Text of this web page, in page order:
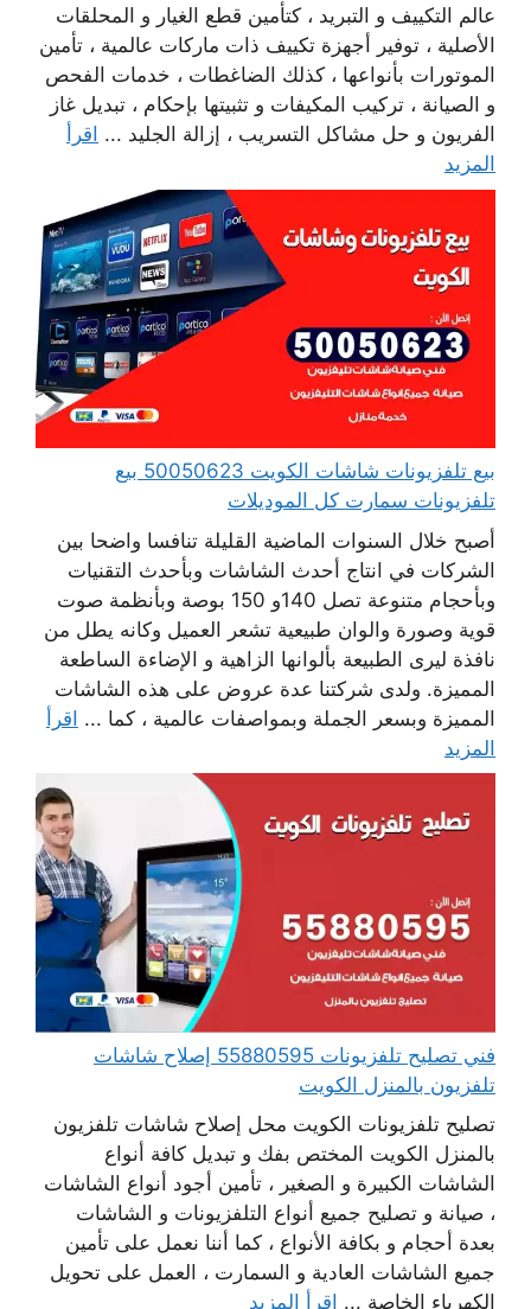
عالم التكييف و التبريد ، كتأمين قطع الغيار و المحلقات
الأصلية ، توفير أجهزة تكييف ذات ماركات عالمية ، تأمين
الموتورات بأنواعها ، كذلك الضاغطات ، خدمات الفحص
و الصيانة ، تركيب المكيفات و تثبيتها بإحكام ، تبديل غاز
الفريون و حل مشاكل التسريب ، إزالة الجليد ... اقرأ
المزيد
بيع تلفزيونات شاشات الكويت 50050623 بيع
تلفزيونات سمارت كل الموديلات
أصبح خلال السنوات الماضية القليلة تنافسا واضحا بين
الشركات في انتاج أحدث الشاشات وبأحدث التقنيات
وبأحجام متنوعة تصل 140و 150 بوصة وبأنظمة صوت
قوية وصورة والوان طبيعية تشعر العميل وكانه يطل من
نافذة ليرى الطبيعة بألوانها الزاهية و الإضاءة الساطعة
المميزة. ولدى شركتنا عدة عروض على هذه الشاشات
المميزة وبسعر الجملة وبمواصفات عالمية ، كما ... اقرأ
المزيد
فني تصليح تلفزيونات 55880595 إصلاح شاشات
تلفزيون بالمنزل الكويت
تصليح تلفزيونات الكويت محل إصلاح شاشات تلفزيون
بالمنزل الكويت المختص بفك و تبديل كافة أنواع
الشاشات الكبيرة و الصغير ، تأمين أجود أنواع الشاشات
، صيانة و تصليح جميع أنواع التلفزيونات و الشاشات
بعدة أحجام و بكافة الأنواع ، كما أننا نعمل على تأمين
جميع الشاشات العادية و السمارت ، العمل على تحويل
الكهرباء الخاصة ... اقرأ المزيد